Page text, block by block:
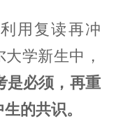
用复读再冲
学新生中，
是必须，再重
的共识。